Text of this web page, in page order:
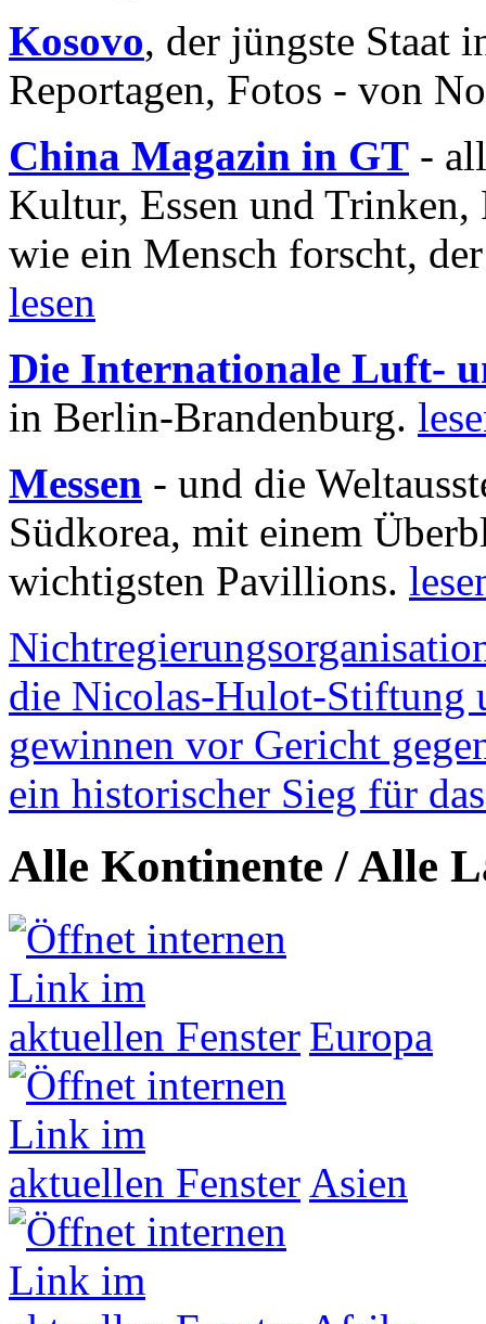
Kosovo, der jüngste Staat
Reportagen, Fotos - von
China Magazin in GT -
Kultur, Essen und
wie ein Mensch forscht,
lesen
Die Internationale Luft-
in Berlin-Brandenburg.
Messen - und die
Südkorea, mit einem
wichtigsten Pavillions.
die Nicolas-Hulot-Stiftung
gewinnen vor Gericht
ein historischer Sieg für
Alle Kontinente / Alle
Europa
Asien